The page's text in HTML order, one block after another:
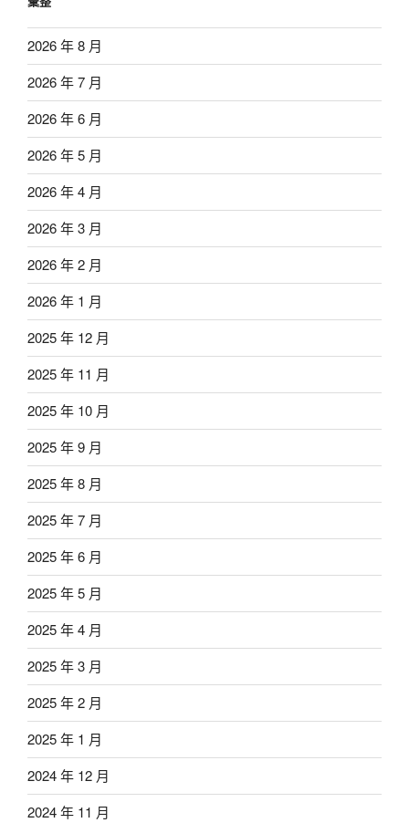
2026 年 8 月
2026 年 7 月
2026 年 6 月
2026 年 5 月
2026 年 4 月
2026 年 3 月
2026 年 2 月
2026 年 1 月
2025 年 12 月
2025 年 11 月
2025 年 10 月
2025 年 9 月
2025 年 8 月
2025 年 7 月
2025 年 6 月
2025 年 5 月
2025 年 4 月
2025 年 3 月
2025 年 2 月
2025 年 1 月
2024 年 12 月
2024 年 11 月